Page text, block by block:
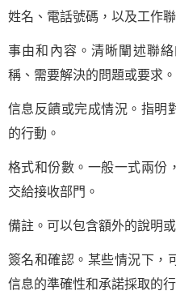
姓名、電話號碼，以及工作
事由和內容。清晰闡述聯
稱、需要解決的問題或要求。
信息反饋或完成情況。指明
的行動。
格式和份數。一般一式兩份
交給接收部門。
備註。可以包含額外的說明
簽名和確認。某些情況下，
信息的準確性和承諾採取的行